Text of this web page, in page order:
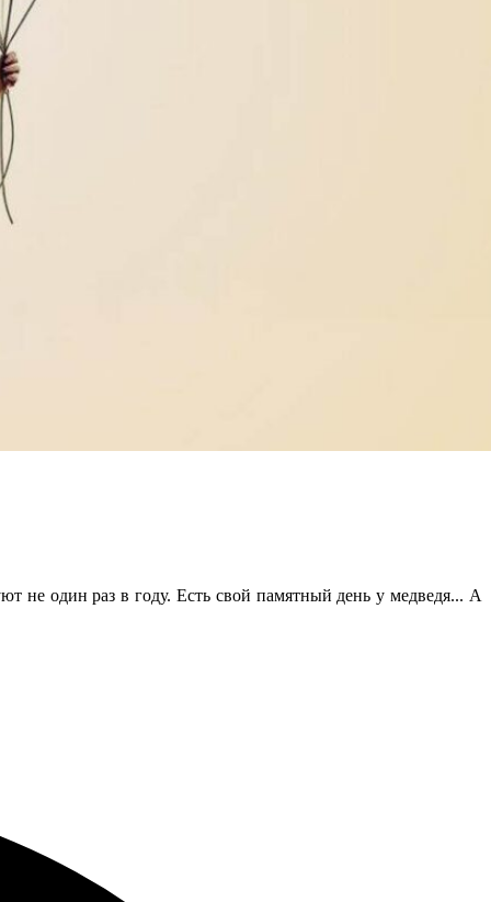
не один раз в году. Есть свой памятный день у медведя... А